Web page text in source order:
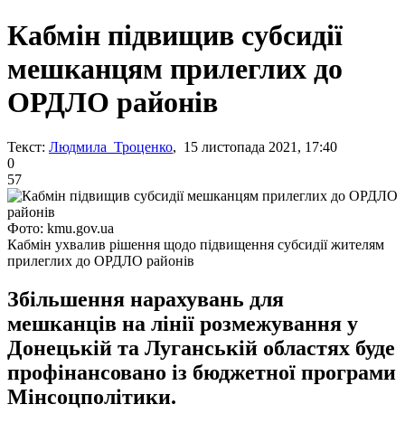
Кабмін підвищив субсидії
мешканцям прилеглих до
ОРДЛО районів
Текст: Людмила Троценко, 15 листопада 2021, 17:40
0
57
Фото: kmu.gov.ua
Кабмін ухвалив рішення щодо підвищення субсидії жителям
прилеглих до ОРДЛО районів
Збільшення нарахувань для
мешканців на лінії розмежування у
Донецькій та Луганській областях буде
профінансовано із бюджетної програми
Мінсоцполітики.